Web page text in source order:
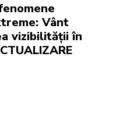
Vânt
vizibilității în